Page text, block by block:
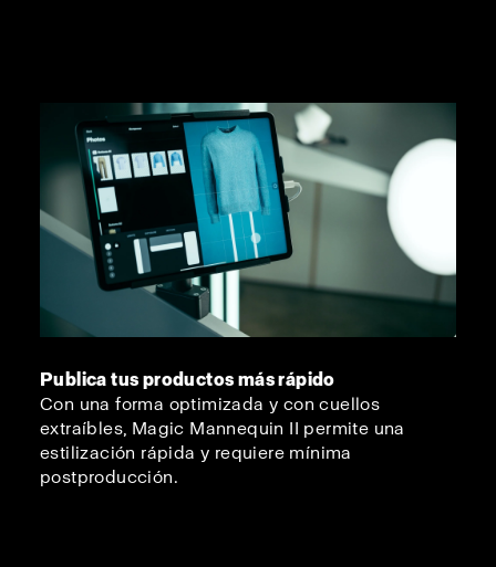
Publica tus productos más rápido
Con una forma optimizada y con cuellos
extraíbles, Magic Mannequin II permite una
estilización rápida y requiere mínima
postproducción.